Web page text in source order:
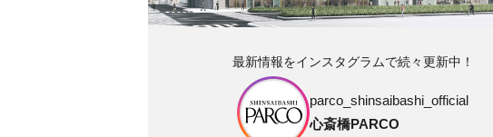
最新情報をインスタグラムで続々更新中！
parco_shinsaibashi_official
心斎橋PARCO